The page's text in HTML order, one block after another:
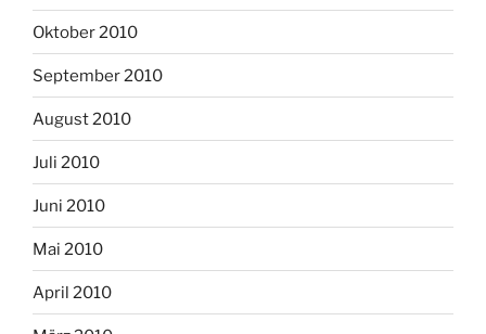
Oktober 2010
September 2010
August 2010
Juli 2010
Juni 2010
Mai 2010
April 2010